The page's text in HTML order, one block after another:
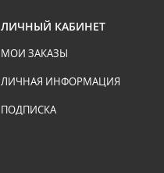
ЛИЧНЫЙ КАБИНЕТ
МОИ ЗАКАЗЫ
ЛИЧНАЯ ИНФОРМАЦИЯ
ПОДПИСКА